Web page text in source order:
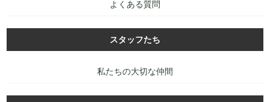
よくある質問
スタッフたち
私たちの大切な仲間